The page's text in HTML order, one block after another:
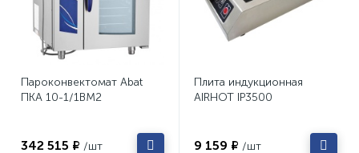
Пароконвектомат Abat
ПКА 10-1/1ВМ2
342 515 ₽ /шт
Плита индукционная
AIRHOT IP3500
9 159 ₽ /шт